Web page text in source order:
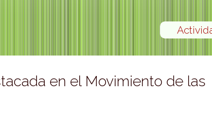
en el Movimiento de las